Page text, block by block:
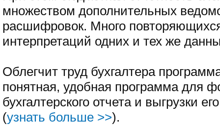
множеством дополнительных
расшифровок. Много
интерпретаций одних и тех же
Облегчит труд бухгалтера
понятная, удобная программа для
бухгалтерского отчета и выгрузки
(узнать больше >>).